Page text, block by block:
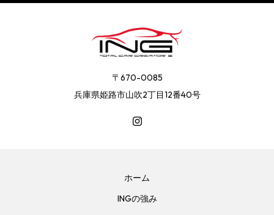
〒670-0085
兵庫県姫路市山吹2丁目12番40号
ホーム
INGの強み